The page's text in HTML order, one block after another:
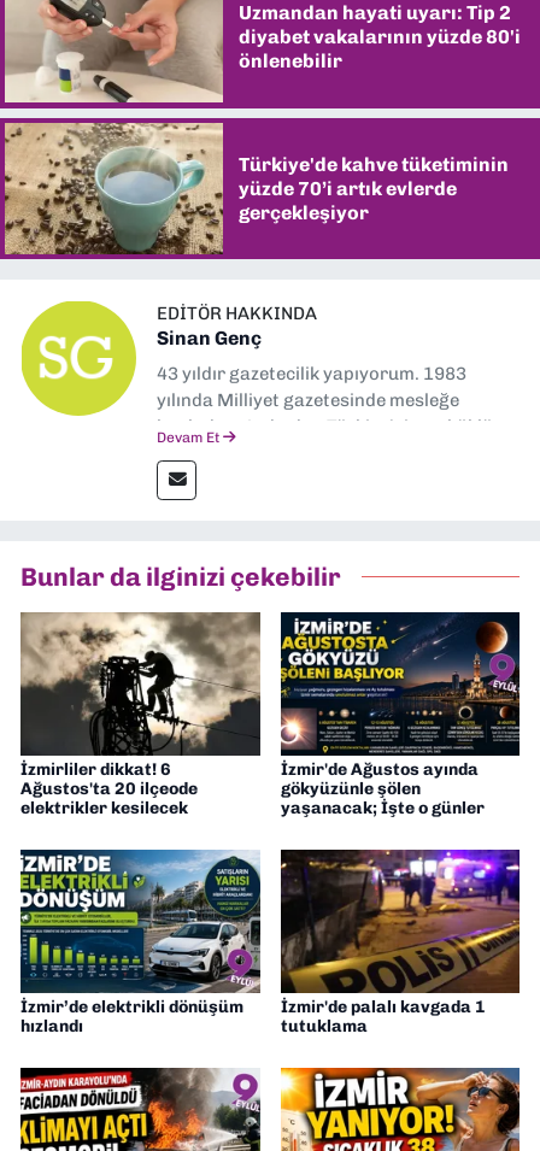
Uzmandan hayati uyarı: Tip 2
diyabet vakalarının yüzde 80'i
önlenebilir
Türkiye'de kahve tüketiminin
yüzde 70’i artık evlerde
gerçekleşiyor
EDITÖR HAKKINDA
Sinan Genç
43 yıldır gazetecilik yapıyorum. 1983
yılında Milliyet gazetesinde mesleğe
başladım. Ardından Türkiye’nin en köklü
muhabir, editör, müdür yardımcısı ve spor
müdürü olarak görev yaptım. Ayrıca Yeni
Gazetesi'nde editörlük yapıyorum
Devam Et
Bunlar da ilginizi çekebilir
İzmirliler dikkat! 6
Ağustos'ta 20 ilçeode
elektrikler kesilecek
İzmir'de Ağustos ayında
gökyüzünle şölen
yaşanacak; İşte o günler
İzmir’de elektrikli dönüşüm
hızlandı
İzmir'de palalı kavgada 1
tutuklama